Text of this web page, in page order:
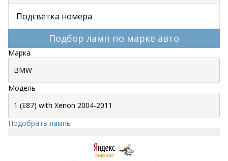
Подсветка номера
Подбор ламп по марке авто
Марка
Модель
Подобрать лампы